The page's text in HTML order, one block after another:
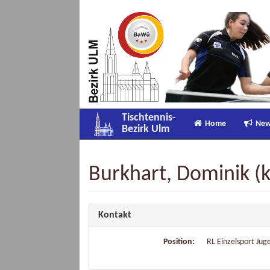
Tischtennis-
Bezirk Ulm
Home
Burkhart, Dominik
Kontakt
Position: RL Einzelsport